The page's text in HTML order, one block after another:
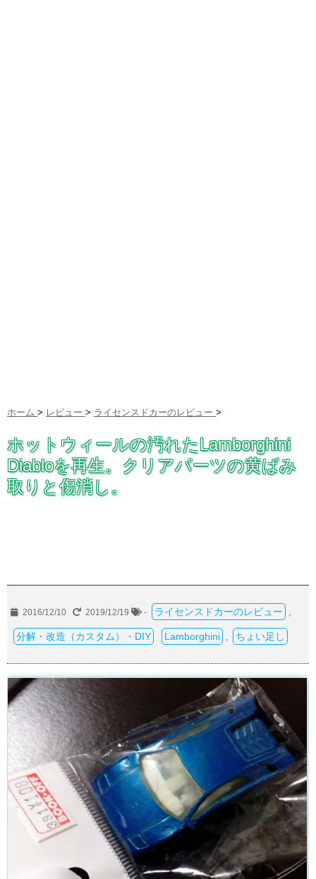
ホーム > レビュー > ライセンスドカーのレビュー >
ホットウィールの汚れたLamborghini
Diabloを再生。クリアパーツの黄ばみ
取りと傷消し。
2016/12/10 2019/12/19 - ライセンスドカーのレビュー
分解・改造（カスタム）・DIY Lamborghini ちょい足し